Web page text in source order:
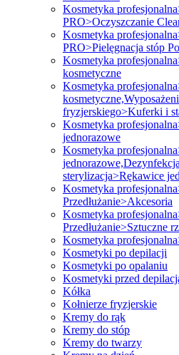
Kosmetyka
PRO>Oczyszczanie
Kosmetyka
PRO>Pielęgnacja stóp
Kosmetyka
kosmetyczne
Kosmetyka
fryzjerskiego>Kuferki i
Kosmetyka
jednorazowe
Kosmetyka
sterylizacja>Rękawice
Kosmetyka
Przedłużanie>Akcesoria
Kosmetyka
Przedłużanie>Sztuczne
Kosmetyka
Kosmetyki po depilacji
Kosmetyki po opalaniu
Kosmetyki przed
Kółka
Kołnierze fryzjerskie
Kremy do rąk
Kremy do stóp
Kremy do twarzy